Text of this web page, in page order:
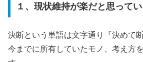
１、現状維持が楽だと思って
決断という単語は文字通り『決めて
今までに所有していたモノ、考え方